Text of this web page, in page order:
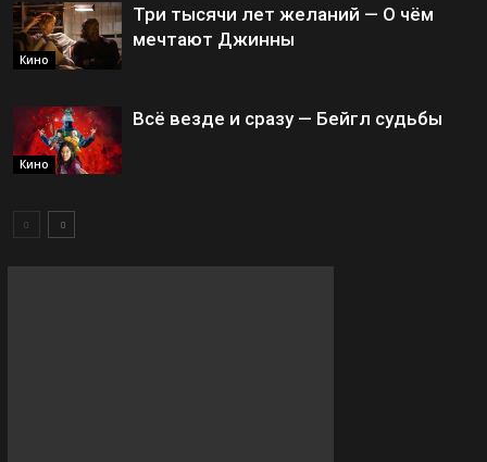
Кино
Три тысячи лет желаний — О чём
мечтают Джинны
Кино
Всё везде и сразу — Бейгл судьбы